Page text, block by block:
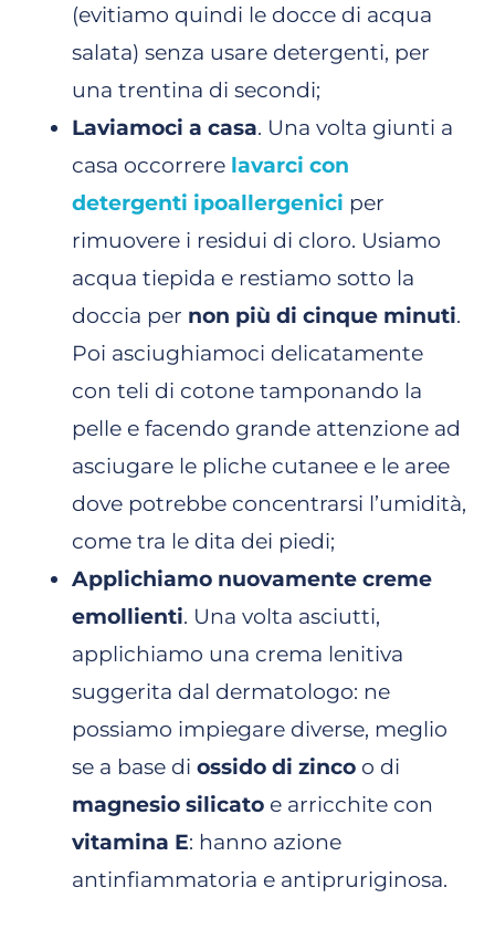
(evitiamo quindi le docce di acqua
salata) senza usare detergenti, per
una trentina di secondi;
Laviamoci a casa. Una volta giunti a
casa occorrere lavarci con
detergenti ipoallergenici per
rimuovere i residui di cloro. Usiamo
acqua tiepida e restiamo sotto la
doccia per non più di cinque minuti.
Poi asciughiamoci delicatamente
con teli di cotone tamponando la
pelle e facendo grande attenzione ad
asciugare le pliche cutanee e le aree
dove potrebbe concentrarsi l’umidità,
come tra le dita dei piedi;
Applichiamo nuovamente creme
emollienti. Una volta asciutti,
applichiamo una crema lenitiva
suggerita dal dermatologo: ne
possiamo impiegare diverse, meglio
se a base di ossido di zinco o di
magnesio silicato e arricchite con
vitamina E: hanno azione
antinfiammatoria e antipruriginosa.